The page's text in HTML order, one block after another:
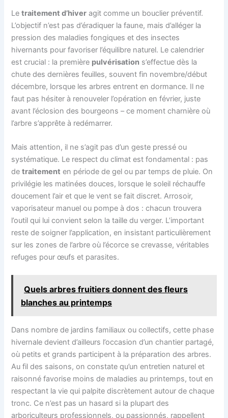
Letraitement d’hiver agit comme un bouclier préventif.
L’objectif n’est pas d’éradiquer la faune, mais d’alléger la
pression des maladies fongiques et des insectes
hivernants pour favoriser l’équilibre naturel. Le calendrier
est crucial : la première pulvérisation s’effectue dès la
chute des dernières feuilles, souvent fin novembre/début
décembre, lorsque les arbres entrent en dormance. Il ne
faut pas hésiter à renouveler l’opération en février, juste
avant l’éclosion des bourgeons – ce moment charnière où
l’arbre s’apprête à redémarrer.
Mais attention, il ne s’agit pas d’un geste pressé ou
systématique. Le respect du climat est fondamental : pas
detraitement en période de gel ou par temps de pluie. On
privilégie les matinées douces, lorsque le soleil réchauffe
doucement l’air et que le vent se fait discret. Arrosoir,
vaporisateur manuel ou pompe à dos : chacun trouvera
l’outil qui lui convient selon la taille du verger. L’important
reste de soigner l’application, en insistant particulièrement
sur les zones de l’arbre où l’écorce se crevasse, véritables
refuges pour œufs et parasites.
Quels arbres fruitiers donnent des fleurs
blanches au printemps
Dans nombre de jardins familiaux ou collectifs, cette phase
hivernale devient d’ailleurs l’occasion d’un chantier partagé,
où petits et grands participent à la préparation des arbres.
Au fil des saisons, on constate qu’un entretien naturel et
raisonné favorise moins de maladies au printemps, tout en
respectant la vie qui palpite discrètement autour de chaque
tronc. Ce n’est pas un hasard si la plupart des
arboriculteurs professionnels, ou passionnés, rappellent